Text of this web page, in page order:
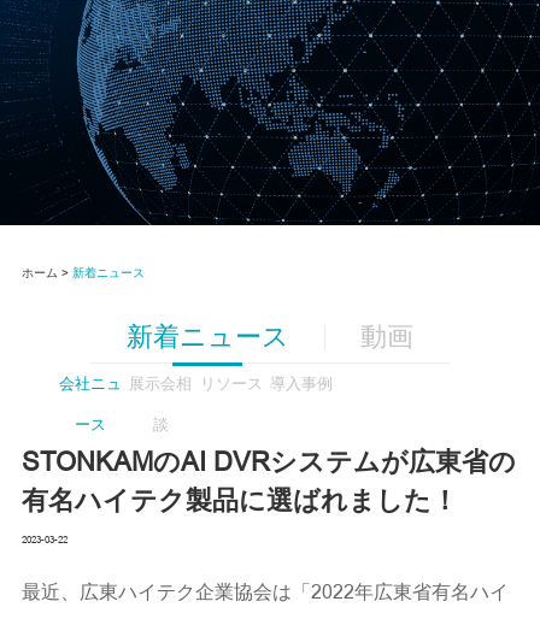
ホーム > 新着ニュース
新着ニュース
会社ニュ
ース
展示会相
談
リソース 導入事例
動画
STONKAMのAI DVRシステムが広東省の
有名ハイテク製品に選ばれました！
2023-03-22
最近、広東ハイテク企業協会は「2022年広東省有名ハイ